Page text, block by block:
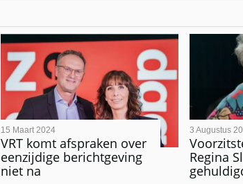
VRT komt afspraken over
eenzijdige berichtgeving
niet na
15 Maart 2024
Regina
3 Augustus